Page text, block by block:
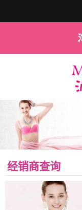
经销商查询